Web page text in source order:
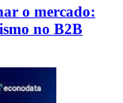
o mercado:
no B2B